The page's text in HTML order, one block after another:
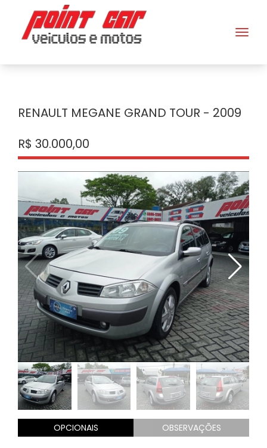
RENAULT MEGANE GRAND TOUR - 2009
R$ 30.000,00
OPCIONAIS OBSERVAÇÕES